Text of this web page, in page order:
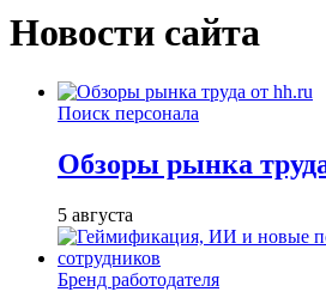
Новости сайта
Поиск персонала
Обзоры рынка
5 августа
Бренд работодателя